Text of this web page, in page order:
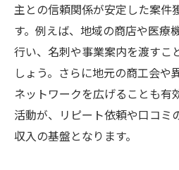
主との信頼関係が安定した案件
す。例えば、地域の商店や医療
行い、名刺や事業案内を渡すこ
しょう。さらに地元の商工会や
ネットワークを広げることも有
活動が、リピート依頼や口コミ
収入の基盤となります。